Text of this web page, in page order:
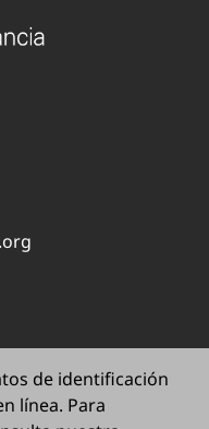
de identificación
línea. Para